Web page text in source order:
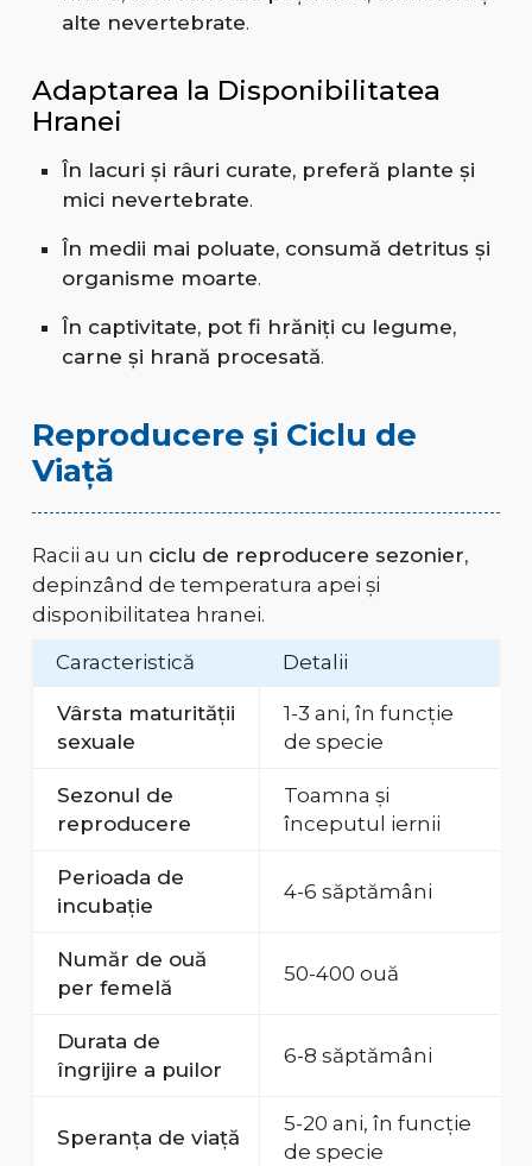
alte nevertebrate.
Adaptarea la Disponibilitatea
Hranei
În lacuri și râuri curate, preferă plante și
mici nevertebrate.
În medii mai poluate, consumă detritus și
organisme moarte.
În captivitate, pot fi hrăniți cu legume,
carne și hrană procesată.
Reproducere și Ciclu de
Viață
Racii au un ciclu de reproducere sezonier,
depinzând de temperatura apei și
disponibilitatea hranei.
Caracteristică
Detalii
Vârsta maturității
sexuale
1-3 ani, în funcție
de specie
Sezonul de
reproducere
Toamna și
începutul iernii
Perioada de
incubație
4-6 săptămâni
Număr de ouă
per femelă
50-400 ouă
Durata de
îngrijire a puilor
6-8 săptămâni
Speranța de viață
5-20 ani, în funcție
de specie